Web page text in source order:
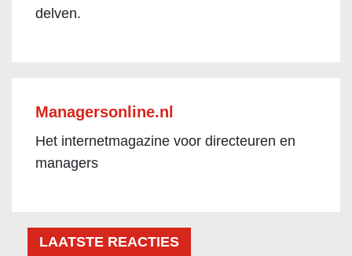
delven.
Managersonline.nl
Het internetmagazine voor directeuren en
managers
LAATSTE REACTIES